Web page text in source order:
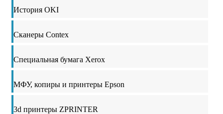
История OKI
Сканеры Contex
Специальная бумага Xerox
МФУ, копиры и принтеры Epson
3d принтеры ZPRINTER